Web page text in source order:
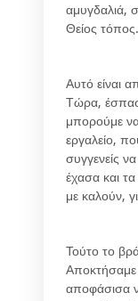
αμυγδαλιά,
Θείος τόπος.
Αυτό είναι
Τώρα,
μπορούμε
εργαλείο,
συγγενείς
έχασα και
με καλούν,
Τούτο το
Αποκτήσαμε
αποφάσισα